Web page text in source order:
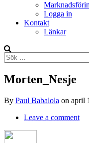
Logga in
Kontakt
Länkar
Sök
efter:
Morten_Nesje
By Paul Babalola on april
Leave a comment